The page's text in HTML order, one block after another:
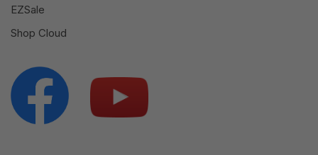
EZSale
Shop Cloud